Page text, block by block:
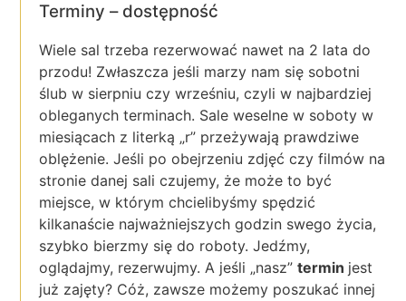
Terminy – dostępność
Wiele sal trzeba rezerwować nawet na 2 lata do
przodu! Zwłaszcza jeśli marzy nam się sobotni
ślub w sierpniu czy wrześniu, czyli w najbardziej
obleganych terminach. Sale weselne w soboty w
miesiącach z literką „r” przeżywają prawdziwe
oblężenie. Jeśli po obejrzeniu zdjęć czy filmów na
stronie danej sali czujemy, że może to być
miejsce, w którym chcielibyśmy spędzić
kilkanaście najważniejszych godzin swego życia,
szybko bierzmy się do roboty. Jedźmy,
oglądajmy, rezerwujmy. A jeśli „nasz”termin jest
już zajęty? Cóż, zawsze możemy poszukać innej